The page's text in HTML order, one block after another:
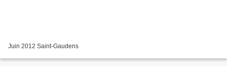
Juin 2012 Saint-Gaudens